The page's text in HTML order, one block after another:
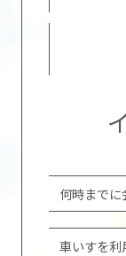
何時までに
車いすを利